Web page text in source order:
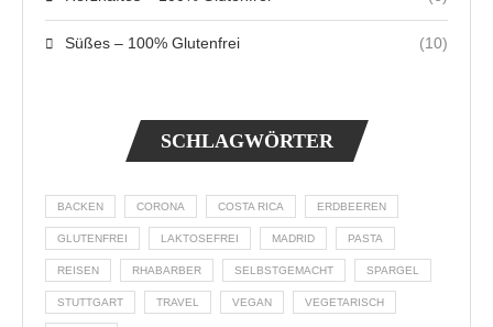
Süßes – 100% Glutenfrei (10)
SCHLAGWÖRTER
BACKEN CORONA COSTA RICA ERDBEEREN
GLUTENFREI LAKTOSEFREI MADRID PASTA
REISEN RHABARBER SELBSTGEMACHT SPARGEL
STUTTGART TRAVEL VEGAN VEGETARISCH